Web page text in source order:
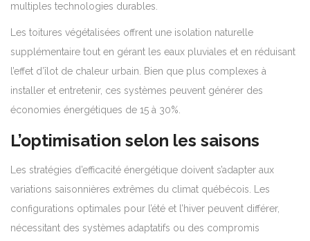
multiples technologies durables.
Les toitures végétalisées offrent une isolation naturelle
supplémentaire tout en gérant les eaux pluviales et en réduisant
l’effet d’îlot de chaleur urbain. Bien que plus complexes à
installer et entretenir, ces systèmes peuvent générer des
économies énergétiques de 15 à 30%.
L’optimisation selon les saisons
Les stratégies d’efficacité énergétique doivent s’adapter aux
variations saisonnières extrêmes du climat québécois. Les
configurations optimales pour l’été et l’hiver peuvent différer,
nécessitant des systèmes adaptatifs ou des compromis